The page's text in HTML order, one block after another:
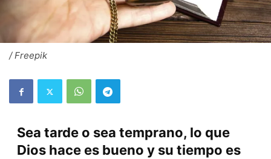
/ Freepik
Sea tarde o sea temprano, lo que
Dios hace es bueno y su tiempo es